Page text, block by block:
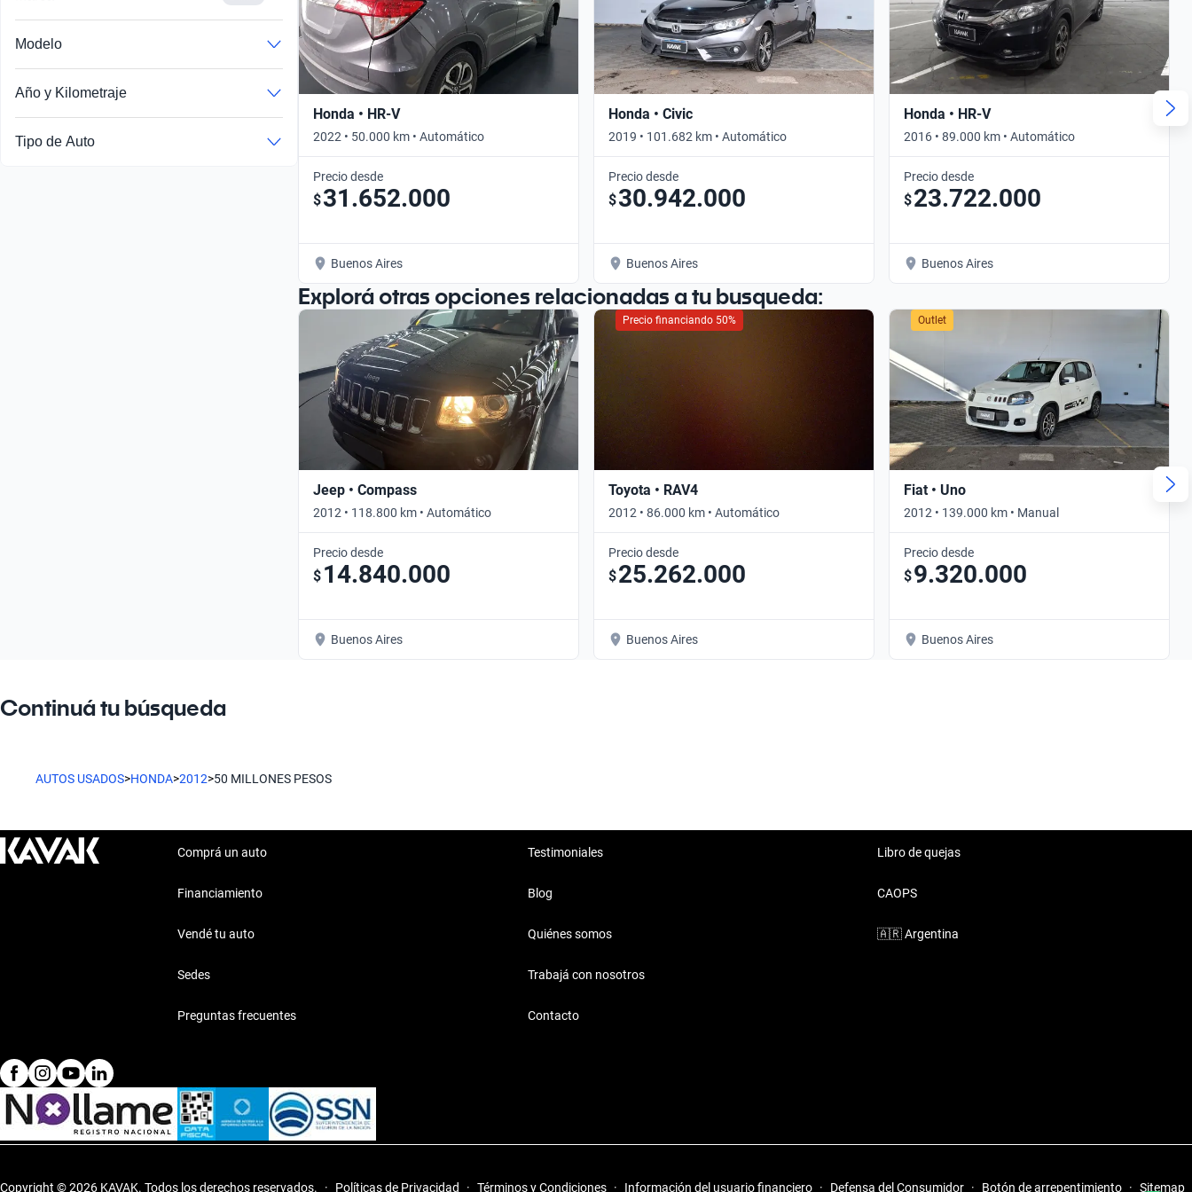
Modelo
Año y Kilometraje
Tipo de Auto
Honda • HR-V
2022 • 50.000 km • Automático
Precio desde
$31.652.000
Buenos Aires
Honda • Civic
2019 • 101.682 km • Automático
Precio desde
$30.942.000
Buenos Aires
Honda • HR-V
2016 • 89.000 km • Automático
Precio desde
$23.722.000
Buenos Aires
Explorá otras opciones relacionadas a tu busqueda:
Jeep • Compass
2012 • 118.800 km • Automático
Precio desde
$ 14.840.000
Buenos Aires
Precio financiando 50%
Toyota • RAV4
2012 • 86.000 km • Automático
Precio desde
$25.262.000
Buenos Aires
Outlet
Fiat • Uno
2012 • 139.000 km • Manual
Precio desde
$9.320.000
Buenos Aires
Continuá tu búsqueda
AUTOS USADOS>HONDA>2012>50 MILLONES PESOS
Comprá un auto
Financiamiento
Vendé tu auto
Sedes
Preguntas frecuentes
Testimoniales
Blog
Quiénes somos
Trabajá con nosotros
Contacto
Libro de quejas
CAOPS
🇦🇷 Argentina
Copyright © 2026 KAVAK. Todos los derechos reservados. · Políticas de Privacidad · Términos y Condiciones · Información del usuario financiero · Defensa del Consumidor · Botón de arrepentimiento · Sitemap